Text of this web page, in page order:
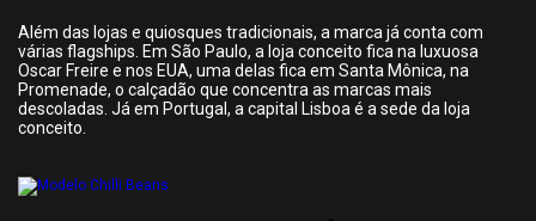
Além das lojas e quiosques tradicionais, a marca já conta com
várias flagships. Em São Paulo, a loja conceito fica na luxuosa
Oscar Freire e nos EUA, uma delas fica em Santa Mônica, na
Promenade, o calçadão que concentra as marcas mais
descoladas. Já em Portugal, a capital Lisboa é a sede da loja
conceito.